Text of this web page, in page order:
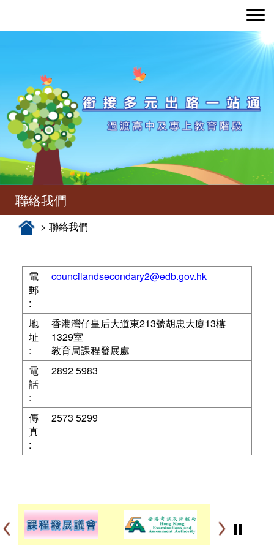
聯絡我們
聯絡我們
電
郵
:
councilandsecondary2@edb.gov.hk
地
址
:
香港灣仔皇后大道東213號胡忠大廈13樓
1329室
教育局課程發展處
電
話
:
2892 5983
傳
真
:
2573 5299